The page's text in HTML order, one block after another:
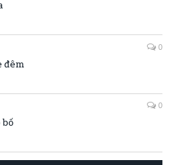
0
đêm
0
bố